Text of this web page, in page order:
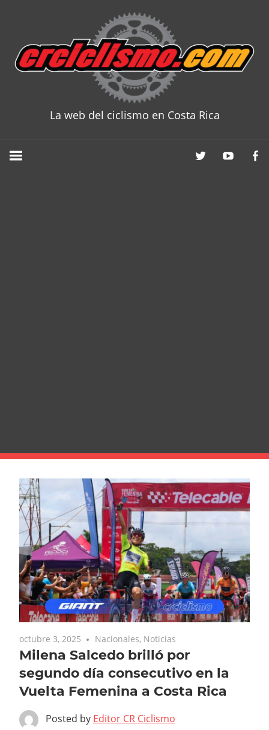
content
La web del ciclismo en Costa Rica
octubre 3, 2025 Nacionales, Noticias
Milena Salcedo brilló por
segundo día consecutivo en la
Vuelta Femenina a Costa Rica
Posted by Editor CR Ciclismo